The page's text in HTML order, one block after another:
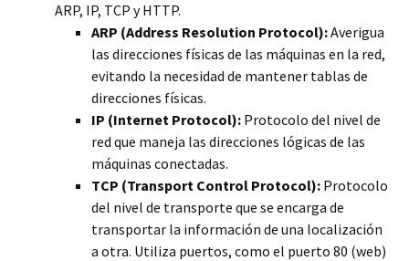
ARP, IP, TCP y HTTP.
ARP (Address Resolution Protocol):Averigua
las direcciones físicas de las máquinas en la red,
evitando la necesidad de mantener tablas de
direcciones físicas.
IP (Internet Protocol): Protocolo del nivel de
red que maneja las direcciones lógicas de las
máquinas conectadas.
TCP (Transport Control Protocol): Protocolo
del nivel de transporte que se encarga de
transportar la información de una localización
a otra. Utiliza puertos, como el puerto 80 (web)